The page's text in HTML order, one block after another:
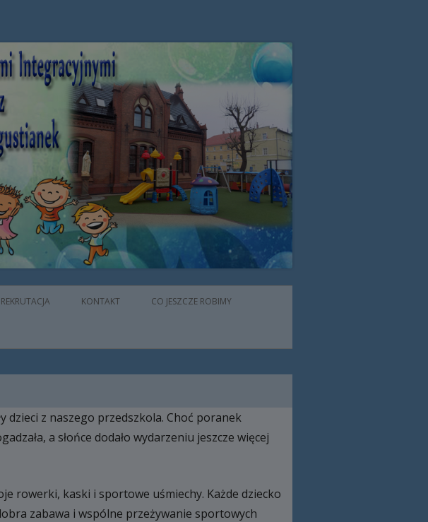
prowadzone przez Zgromadzenie Sióstr
REKRUTACJA KONTAKT CO JESZCZE ROBIMY
dzieci z naszego przedszkola. Choć poranek
a słońce dodało wydarzeniu jeszcze więcej
rowerki, kaski i sportowe uśmiechy. Każde dziecko
zabawa i wspólne przeżywanie sportowych